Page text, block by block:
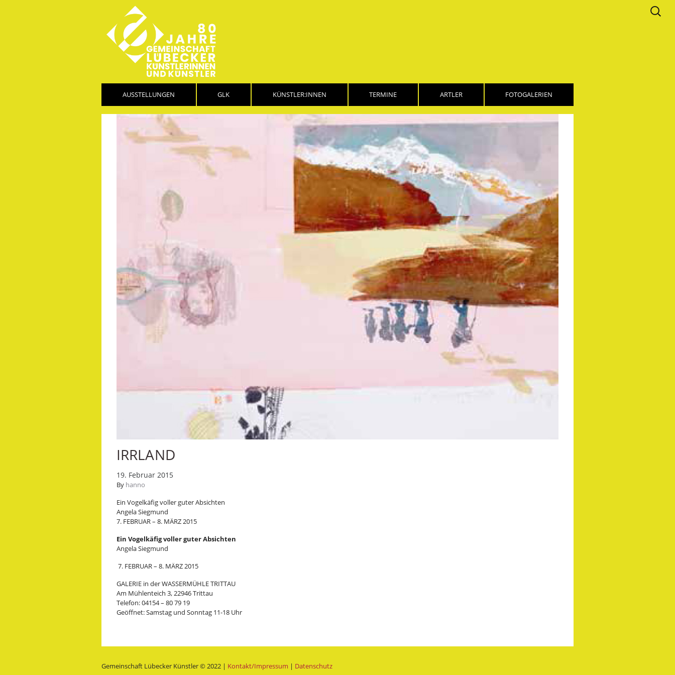
Suchen
nach:
AUSSTELLUNGEN GLK KÜNSTLER:INNEN TERMINE ARTLER FOTOGALERIEN
IRRLAND
19. Februar 2015
By hanno
Ein Vogelkäfig voller guter Absichten
Angela Siegmund
7. FEBRUAR – 8. MÄRZ 2015
Ein Vogelkäfig voller guter Absichten
Angela Siegmund
7. FEBRUAR – 8. MÄRZ 2015
GALERIE in der WASSERMÜHLE TRITTAU
Am Mühlenteich 3, 22946 Trittau
Telefon: 04154 – 80 79 19
Geöffnet: Samstag und Sonntag 11-18 Uhr
Gemeinschaft Lübecker Künstler © 2022 | Kontakt/Impressum | Datenschutz